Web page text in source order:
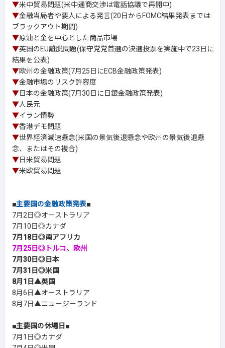
▼米中貿易問題(米中通商交渉は電話協議で再開中)
▼金融当局者や要人による発言(20日からFOMC結果発表までは
ブラックアウト期間)
▼原油と金を中心とした商品市場
▼英国のEU離脱問題(保守党党首選の決選投票を実施中で23日に
結果を公表)
▼欧州の金融政策(7月25日にECB金融政策発表)
▼金融市場のリスク許容度
▼日本の金融政策(7月30日に日銀金融政策発表)
▼人民元
▼イラン情勢
▼香港デモ問題
▼世界経済減速懸念(米国の景気後退懸念や欧州の景気後退懸
念、またはその複合)
▼日米貿易問題
▼米欧貿易問題
■主要国の金融政策発表■
7月2日◎オーストラリア
7月10日◎カナダ
7月18日◎南アフリカ
7月25日◎トルコ、欧州
7月30日◎日本
7月31日◎米国
8月1日▲英国
8月6日▲オーストラリア
8月7日▲ニュージーランド
■主要国の休場日■
7月1日◎カナダ